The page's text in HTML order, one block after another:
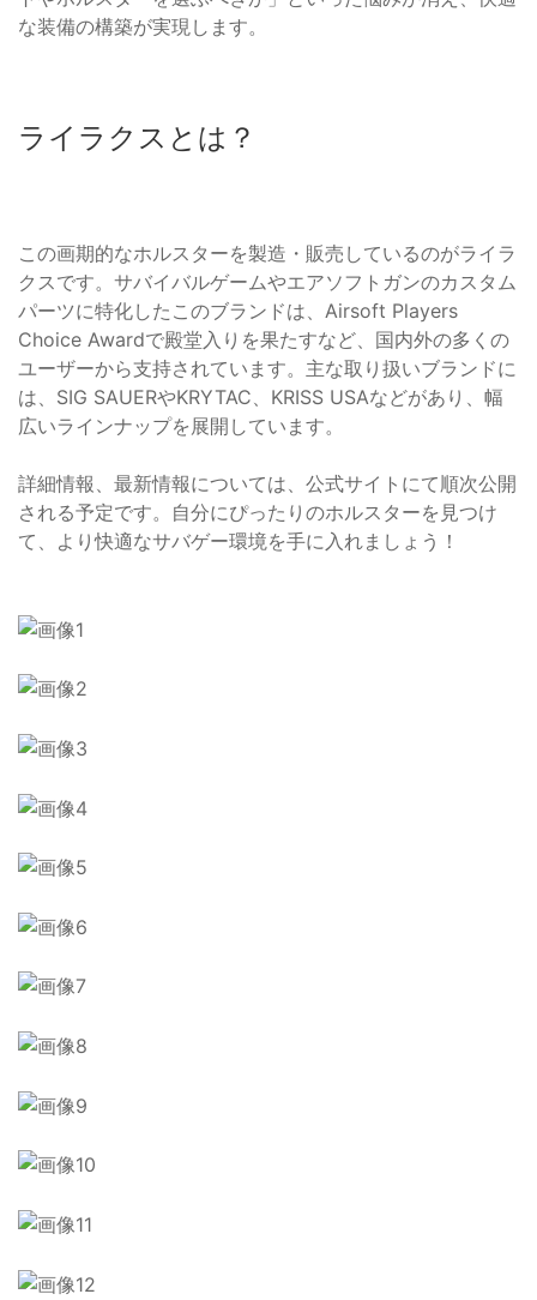
な装備の構築が実現します。
ライラクスとは？
この画期的なホルスターを製造・販売しているのがライラ
クスです。サバイバルゲームやエアソフトガンのカスタム
パーツに特化したこのブランドは、Airsoft Players
Choice Awardで殿堂入りを果たすなど、国内外の多くの
ユーザーから支持されています。主な取り扱いブランドに
は、SIG SAUERやKRYTAC、KRISS USAなどがあり、幅
広いラインナップを展開しています。
詳細情報、最新情報については、公式サイトにて順次公開
される予定です。自分にぴったりのホルスターを見つけ
て、より快適なサバゲー環境を手に入れましょう！